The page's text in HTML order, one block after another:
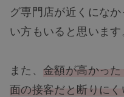
グ専門店が近くにな
い方もいると思います。
また、金額が高かっ
面の接客だと断りにく